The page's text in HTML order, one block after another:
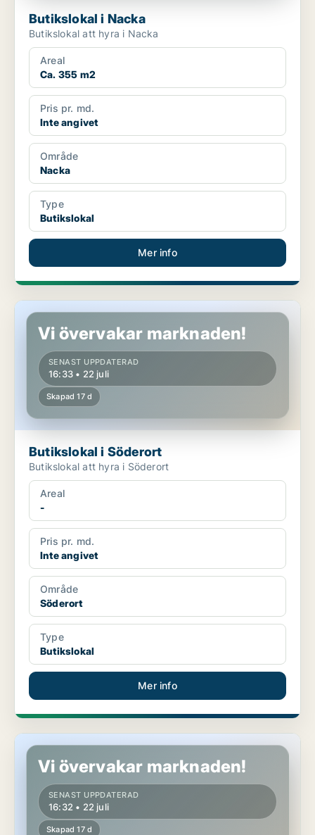
Butikslokal i Nacka
Butikslokal att hyra i Nacka
Areal
Ca. 355 m2
Pris pr. md.
Inte angivet
Område
Nacka
Type
Butikslokal
Mer info
Butikslokal i Söderort
Vi övervakar marknaden!
SENAST UPPDATERAD
16:33 • 22 juli
Skapad 17 d
Butikslokal i Söderort
Butikslokal att hyra i Söderort
Areal
-
Pris pr. md.
Inte angivet
Område
Söderort
Type
Butikslokal
Mer info
Butikslokal i Haninge, Brandbergen
Vi övervakar marknaden!
SENAST UPPDATERAD
16:32 • 22 juli
Skapad 17 d